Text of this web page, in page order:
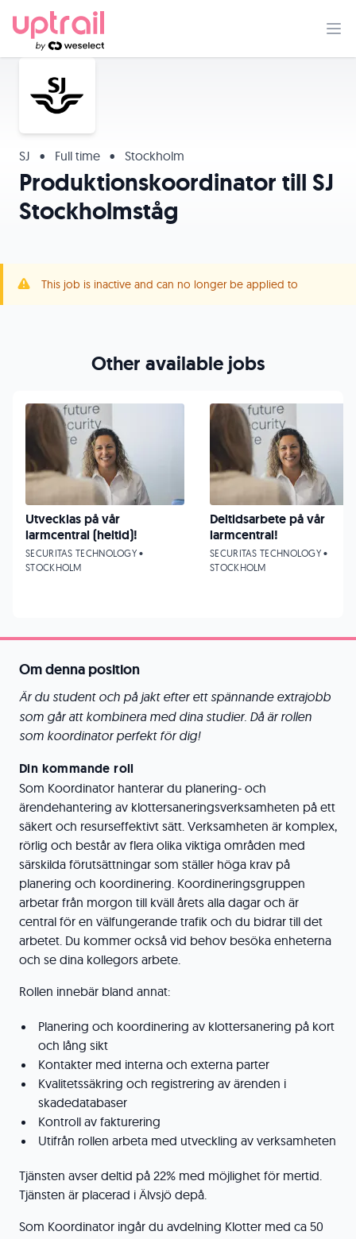
SJ • Full time • Stockholm
Produktionskoordinator till SJ
Stockholmståg
This job is inactive and can no longer be applied to
Om denna position
Är du student och på jakt efter ett spännande extrajobb
som går att kombinera med dina studier. Då är rollen
som koordinator perfekt för dig!
Din kommande roll
Som Koordinator hanterar du planering- och
ärendehantering av klottersaneringsverksamheten på ett
säkert och resurseffektivt sätt. Verksamheten är komplex,
rörlig och består av flera olika viktiga områden med
särskilda förutsättningar som ställer höga krav på
planering och koordinering. Koordineringsgruppen
arbetar från morgon till kväll årets alla dagar och är
central för en välfungerande trafik och du bidrar till det
arbetet. Du kommer också vid behov besöka enheterna
och se dina kollegors arbete.
Rollen innebär bland annat:
Planering och koordinering av klottersanering på kort
och lång sikt
Kontakter med interna och externa parter
Kvalitetssäkring och registrering av ärenden i
skadedatabaser
Kontroll av fakturering
Utifrån rollen arbeta med utveckling av verksamheten
Tjänsten avser deltid på 22% med möjlighet för mertid.
Tjänsten är placerad i Älvsjö depå.
Som Koordinator ingår du avdelning Klotter med ca 50
Other available jobs
Utvecklas på vår
larmcentral (heltid)!
SECURITAS TECHNOLOGY •
STOCKHOLM
Deltidsarbete på vår
larmcentral!
SECURITAS TECHNOLOGY •
STOCKHOLM